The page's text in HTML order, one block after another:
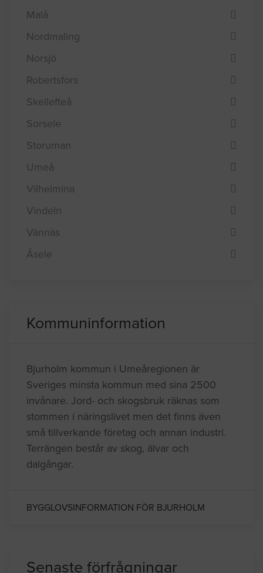
Malå
Nordmaling
Norsjö
Robertsfors
Skellefteå
Sorsele
Storuman
Umeå
Vilhelmina
Vindeln
Vännäs
Åsele
Kommuninformation
Bjurholm kommun i Umeåregionen är
Sveriges minsta kommun med sina 2500
invånare. Jord- och skogsbruk räknas som
stommen i näringslivet men det finns även
små tillverkande företag och annan industri.
Terrängen består av skog, älvar och
dalgångar.
BYGGLOVSINFORMATION FÖR BJURHOLM
Senaste förfrågningar